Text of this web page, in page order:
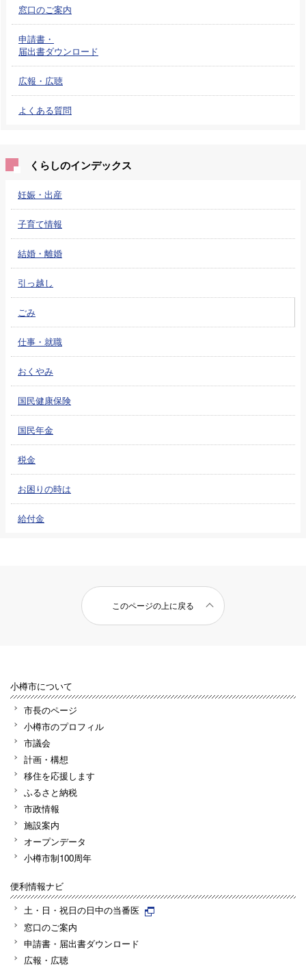
窓口のご案内
申請書・
届出書ダウンロード
広報・広聴
よくある質問
くらしのインデックス
妊娠・出産
子育て情報
結婚・離婚
引っ越し
ごみ
仕事・就職
おくやみ
国民健康保険
国民年金
税金
お困りの時は
給付金
このページの上に戻る
小樽市について
市長のページ
小樽市のプロフィル
市議会
計画・構想
移住を応援します
ふるさと納税
市政情報
施設案内
オープンデータ
小樽市制100周年
便利情報ナビ
土・日・祝日の日中の当番医
窓口のご案内
申請書・届出書ダウンロード
広報・広聴